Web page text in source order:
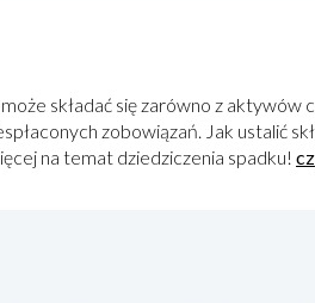
składać się zarówno z aktywów
zobowiązań. Jak ustalić
na temat dziedziczenia spadku!